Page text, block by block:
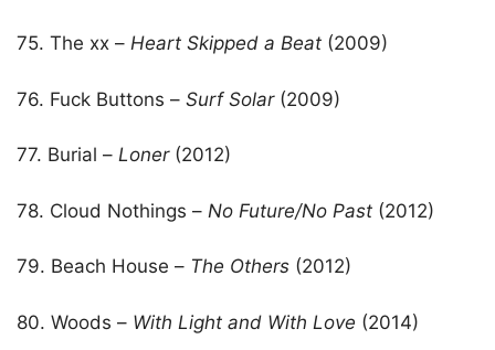
75. The xx – Heart Skipped a Beat (2009)
76. Fuck Buttons – Surf Solar (2009)
77. Burial – Loner(2012)
78. Cloud Nothings – No Future/No Past (2012)
79. Beach House – The Others (2012)
80. Woods – With Light and With Love (2014)